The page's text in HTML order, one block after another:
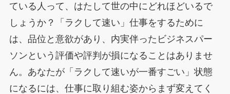
ている人って、はたして世の中にどれほどいるで
しょうか？「ラクして速い」仕事をするために
は、品位と意欲があり、内実伴ったビジネスパー
ソンという評価や評判が損になることはありませ
ん。あなたが「ラクして速いが一番すごい」状態
になるには、仕事に取り組む姿からまず変えてく